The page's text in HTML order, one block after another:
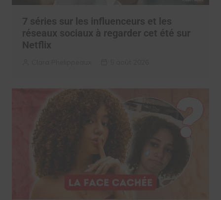
7 séries sur les influenceurs et les
réseaux sociaux à regarder cet été sur
Netflix